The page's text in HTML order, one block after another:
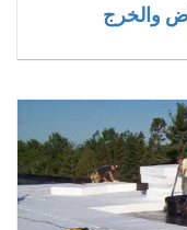
والخرج